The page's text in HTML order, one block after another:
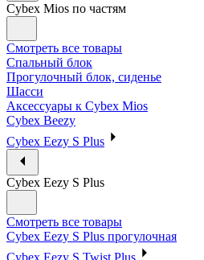
Cybex Mios по частям
Смотреть все товары
Спальный блок
Прогулочный блок, сиденье
Шасси
Аксессуары к Cybex Mios
Cybex Beezy
Cybex Eezy S Plus
Cybex Eezy S Plus
Смотреть все товары
Cybex Eezy S Plus прогулочная
Cybex Eezy S Twist Plus